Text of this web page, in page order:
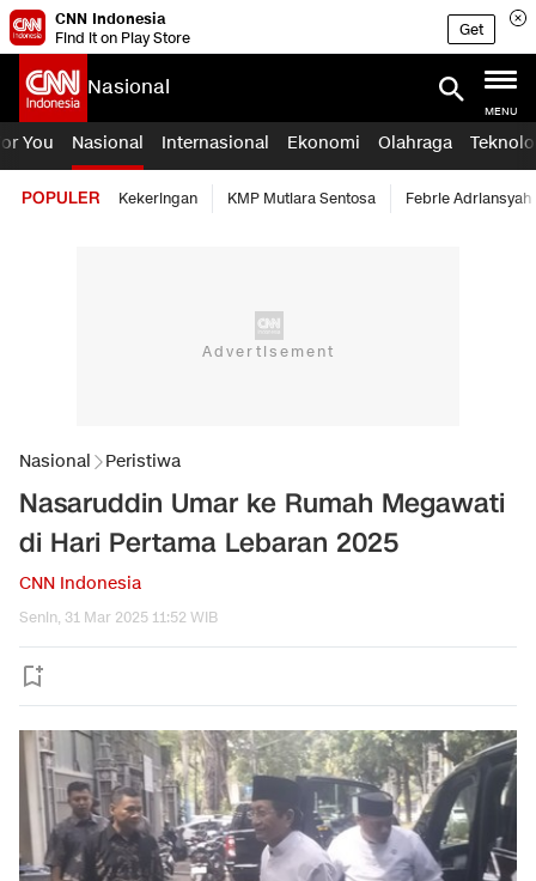
CNN Indonesia
Find it on Play Store
Get
Nasional
MENU
You Nasional Internasional Ekonomi Olahraga
POPULER Kekeringan KMP Mutiara Sentosa Febrie Adriansyah
Nasional Peristiwa
Nasaruddin Umar ke Rumah Megawati
di Hari Pertama Lebaran 2025
CNN Indonesia
Senin, 31 Mar 2025 11:52 WIB